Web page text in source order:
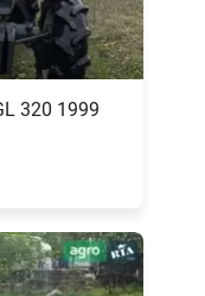
320 1999